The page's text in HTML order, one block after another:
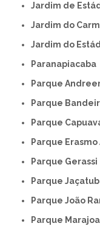
Jardim de
Jardim do
Jardim do
Paranapiacaba
Parque
Parque
Parque
Parque
Parque Gerassi
Parque
Parque João
Parque